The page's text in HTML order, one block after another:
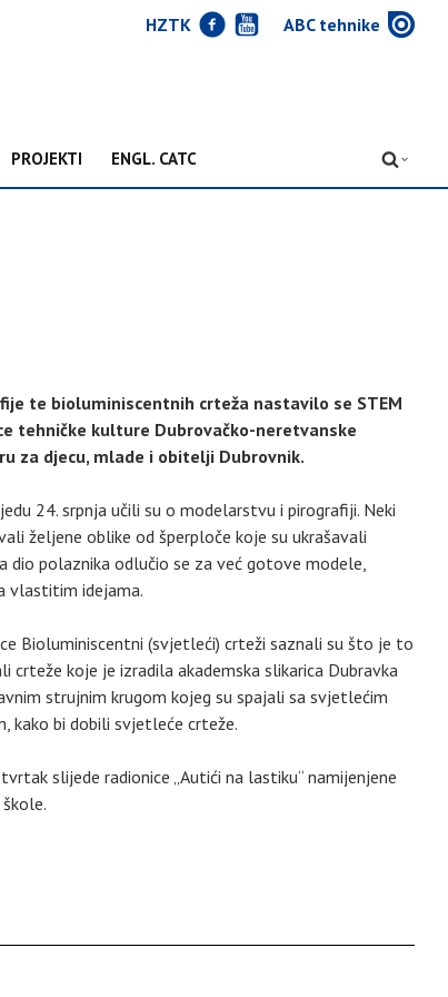
HZTK J Y ABC tehnike w
PROJEKTI ENGL. CATC D
te bioluminiscentnih crteža nastavilo se STEM
tehničke kulture Dubrovačko-neretvanske
za djecu, mlade i obitelji Dubrovnik.
24. srpnja učili su o modelarstvu i pirografiji. Neki
željene oblike od šperploče koje su ukrašavali
dio polaznika odlučio se za već gotove modele,
vlastitim idejama.
Bioluminiscentni (svjetleći) crteži saznali su što je to
crteže koje je izradila akademska slikarica Dubravka
strujnim krugom kojeg su spajali sa svjetlećim
kako bi dobili svjetleće crteže.
slijede radionice „Autići na lastiku“ namijenjene